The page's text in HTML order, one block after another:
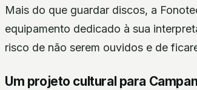
Mais do que guardar discos, a
equipamento dedicado à sua
risco de não serem ouvidos e de
Um projeto cultural para